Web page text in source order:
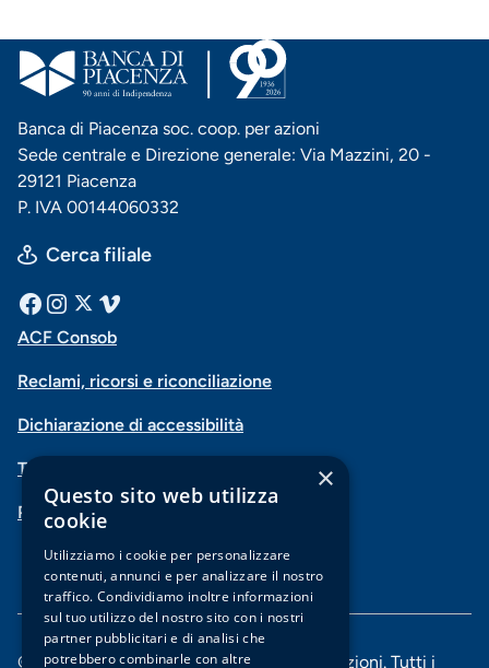
Banca di Piacenza soc. coop. per azioni
Sede centrale e Direzione generale: Via Mazzini, 20 -
29121 Piacenza
P. IVA 00144060332
Cerca filiale
Menu
social
Facebook
InstagramVimeo
Menu
navigazione
piè
di
pagina
ACF Consob
Reclami, ricorsi e riconciliazione
Dichiarazione di accessibilità
Trasparenza
PSD2-Open Banking
© 2025 Banca di Piacenza soc. coop. per azioni. Tutti i
×
Questo sito web utilizza
cookie
Utilizziamo i cookie per personalizzare
contenuti, annunci e per analizzare il nostro
traffico. Condividiamo inoltre informazioni
sul tuo utilizzo del nostro sito con i nostri
partner pubblicitari e di analisi che
potrebbero combinarle con altre